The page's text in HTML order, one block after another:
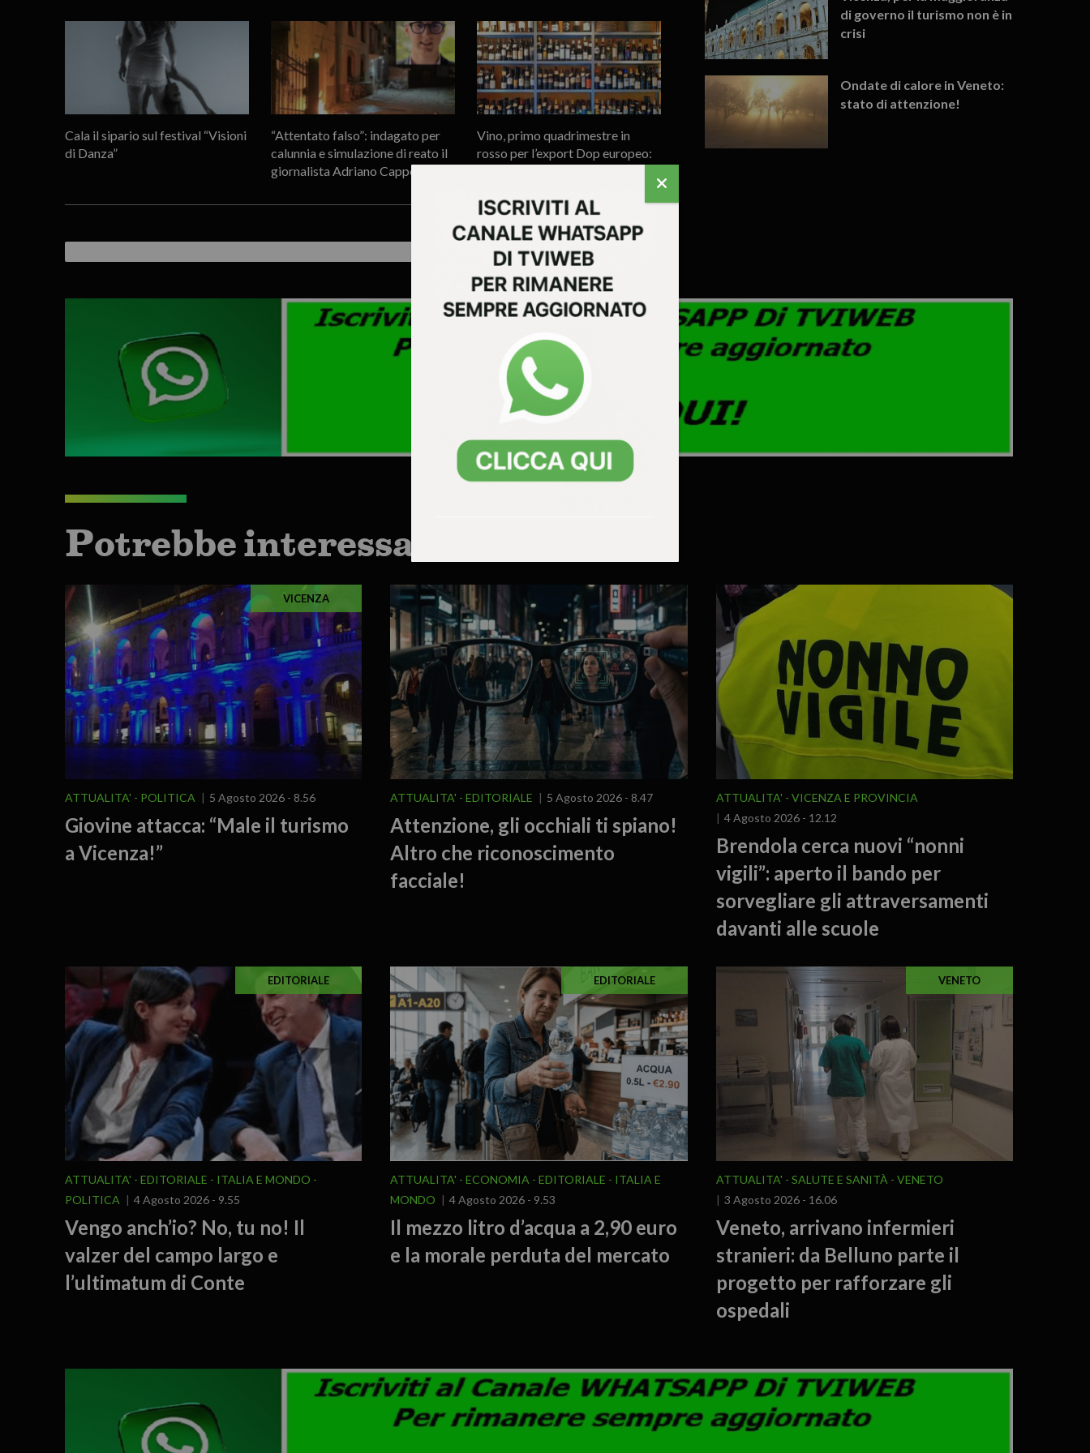
Cala il sipario sul festival “Visioni
di Danza”
“Attentato falso”: indagato per
calunnia e simulazione di reato il
giornalista Adriano Cappellari
Vino, primo quadrimestre in
rosso per l’export Dop europeo:
di governo il turismo non è in
crisi
Ondate di calore in Veneto:
stato di attenzione!
Potrebbe interessarti anche:
VICENZA
ATTUALITA' POLITICA 5 Agosto 2026 - 8.56
Giovine attacca: “Male il turismo
a Vicenza!”
ATTUALITA' EDITORIALE 5 Agosto 2026 - 8.47
Attenzione, gli occhiali ti spiano!
Altro che riconoscimento
facciale!
ATTUALITA'
VICENZA E PROVINCIA
4 Agosto 2026 - 12.12
Brendola cerca nuovi “nonni
vigili”: aperto il bando per
sorvegliare gli attraversamenti
davanti alle scuole
EDITORIALE
ATTUALITA' EDITORIALE
ITALIA E MONDO
POLITICA
4 Agosto 2026 - 9.55
Vengo anch’io? No, tu no! Il
valzer del campo largo e
l’ultimatum di Conte
EDITORIALE
ATTUALITA' ECONOMIA EDITORIALE
ITALIA E
MONDO
4 Agosto 2026 - 9.53
Il mezzo litro d’acqua a 2,90 euro
e la morale perduta del mercato
VENETO
ATTUALITA' SALUTE E SANITÀ
VENETO
3 Agosto 2026 - 16.06
Veneto, arrivano infermieri
stranieri: da Belluno parte il
progetto per rafforzare gli
ospedali